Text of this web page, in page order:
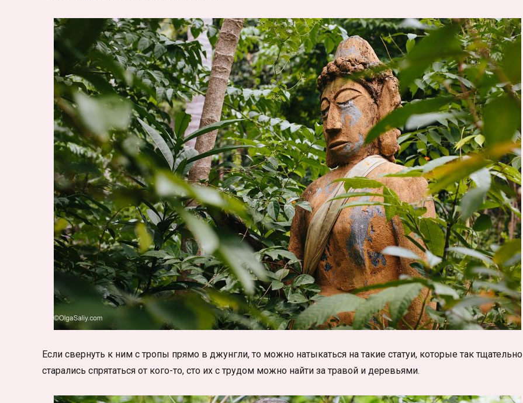
Если свернуть к ним с тропы прямо в джунгли, то можно натыкаться на такие статуи, которые так тщательно
старались спрятаться от кого-то, сто их с трудом можно найти за травой и деревьями.